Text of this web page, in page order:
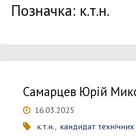
Позначка: к.т.н.
Самарцев Юрій
16.03.2025
к.т.н.
кандидат технічних